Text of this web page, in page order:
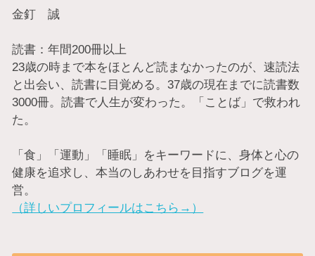
金釘 誠
読書：年間200冊以上
23歳の時まで本をほとんど読まなかったのが、速読法
と出会い、読書に目覚める。37歳の現在までに読書数
3000冊。読書で人生が変わった。「ことば」で救われ
た。
「食」「運動」「睡眠」をキーワードに、身体と心の
健康を追求し、本当のしあわせを目指すブログを運
営。
（詳しいプロフィールはこちら→）